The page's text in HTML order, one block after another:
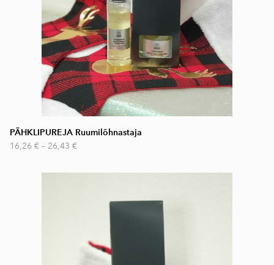
PÄHKLIPUREJA Ruumilõhnastaja
16,26 € – 26,43 €